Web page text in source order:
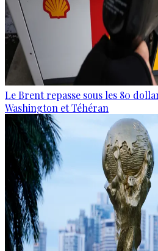
Le Brent repasse sous les 80
Washington et Téhéran